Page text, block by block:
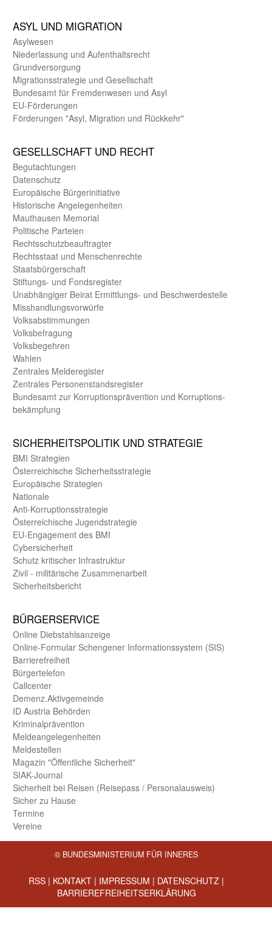
ASYL UND MIGRA­TION
Asyl­wesen
Nieder­lassung und Aufent­halts­recht
Grund­versorgung
Migrations­strategie und Gesell­schaft
Bundes­amt für Fremden­wesen und Asyl
EU-Förde­rungen
Förderungen "Asyl, Migration und Rückkehr"
GE­SELL­SCHAFT UND RECHT
Begut­achtungen
Daten­schutz
Europäische Bürger­initiative
Historische Angelegen­heiten
Mauthausen Memorial
Politische Parteien
Rechts­schutz­beauftragter
Rechts­staat und Menschen­rechte
Staats­bürger­schaft
Stiftungs- und Fonds­register
Unab­hängiger Beirat Ermittlungs- und Beschwerde­stelle
Misshandlungs­vorwürfe
Volks­abstimmungen
Volks­befragung
Volks­begehren
Wahlen
Zentrales Melde­register
Zentrales Personen­stands­register
Bundes­amt zur Korrup­tions­prävention und Korrup­tions­
bekämpfung
SICHER­HEITS­POLITIK UND STRATEGIE
BMI Strategien
Öster­reichische Sicherheits­strategie
Europäische Strategien
Nationale
Anti-Korruptions­strategie
Öster­reichische Jugend­strategie
EU-Engagement des BMI
Cybersicherheit
Schutz kritischer Infra­struktur
Zivil - militärische Zusammen­arbeit
Sicherheits­bericht
BÜRGER­SERVICE
Online Diebstahls­anzeige
Online-Formular Schengener Informationssystem (SIS)
Barriere­freiheit
Bürger­telefon
Call­center
Demenz.Aktiv­gemeinde
ID Austria Behörden
Kriminal­prävention
Melde­an­ge­le­gen­heiten
Meld­estellen
Magazin "Öffentliche Sicherheit"
SIAK-Journal
Sicherheit bei Reisen (Reise­pass / Personal­ausweis)
Sicher zu Hause
Termine
Vereine
© BUNDESMINISTERIUM FÜR INNERES
RSS | KONTAKT | IMPRESSUM | DATENSCHUTZ |
BARRIEREFREIHEITSERKLÄRUNG